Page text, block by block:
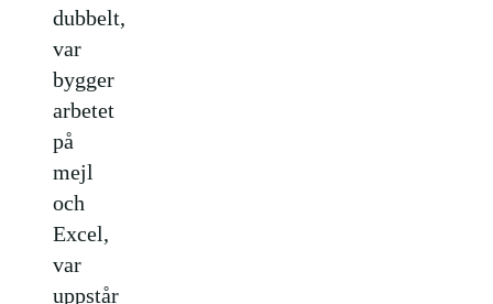
dubbelt,
var
bygger
arbetet
på
mejl
och
Excel,
var
uppstår